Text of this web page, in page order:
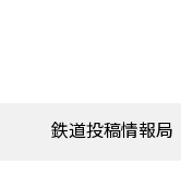
鉄道投稿情報局